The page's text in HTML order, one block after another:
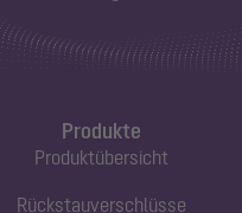
Produkte
Produktübersicht
Rückstauverschlüsse